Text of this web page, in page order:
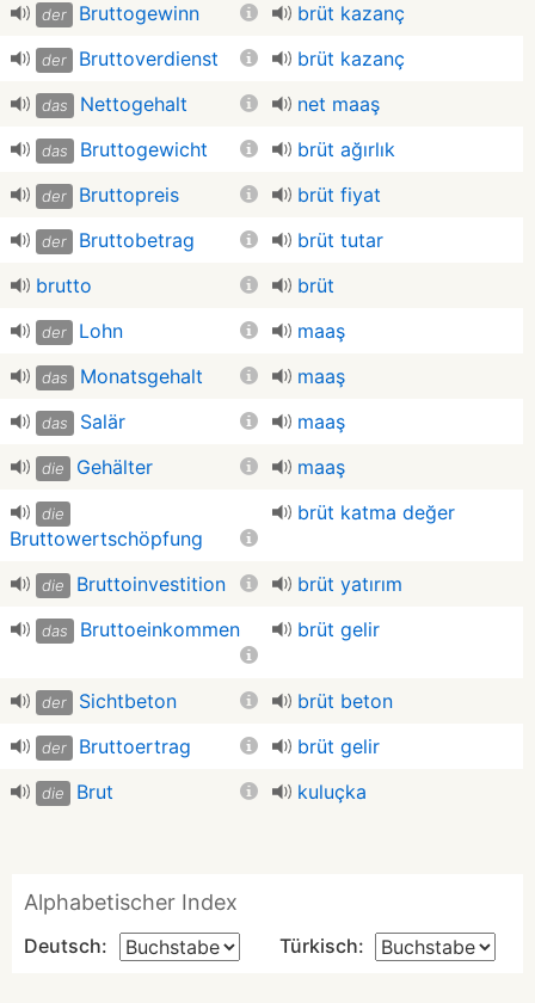
der Bruttogewinn brüt kazanç
der Bruttoverdienst brüt kazanç
das Nettogehalt net maaş
das Bruttogewicht brüt ağırlık
der Bruttopreis brüt fiyat
der Bruttobetrag
brüt tutar
brutto
brüt
der Lohn maaş
das Monatsgehalt maaş
das Salär maaş
die Gehälter maaş
die
Bruttowertschöpfung
brüt katma değer
die Bruttoinvestition brüt yatırım
das Bruttoeinkommen brüt gelir
der Sichtbeton brüt beton
der Bruttoertrag brüt gelir
die Brut kuluçka
Alphabetischer Index
Deutsch: Türkisch: